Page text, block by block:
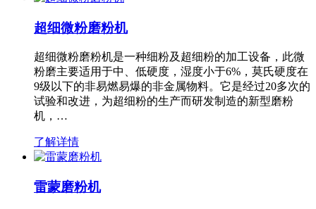
超细微粉磨粉机
超细微粉磨粉机是一种细粉及超细粉的加工设备，此微
粉磨主要适用于中、低硬度，湿度小于6%，莫氏硬度在
9级以下的非易燃易爆的非金属物料。它是经过20多次的
试验和改进，为超细粉的生产而研发制造的新型磨粉
机，…
了解详情
雷蒙磨粉机